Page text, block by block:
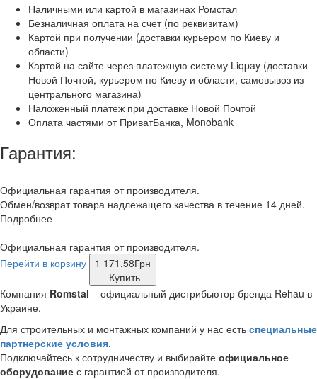
Наличными или картой в магазинах Ромстал
Безналичная оплата на счет (по реквизитам)
Картой при получении (доставки курьером по Киеву и
области)
Картой на сайте через платежную систему Liqpay (доставки
Новой Почтой, курьером по Киеву и области, самовывоз из
центрального магазина)
Наложенный платеж при доставке Новой Почтой
Оплата частями от ПриватБанка, Monobank
Гарантия:
Официальная гарантия от производителя.
Обмен/возврат товара надлежащего качества в течение 14 дней.
Подробнее
Официальная гарантия от производителя.
Перейти в корзину
1 171,58Грн
Купить
Компания Romstal – официальный дистрибьютор бренда Rehau в
Украине.
Для строительных и монтажных компаний у нас есть специальные
партнерские условия.
Подключайтесь к сотрудничеству и выбирайте официальное
оборудование с гарантией от производителя.